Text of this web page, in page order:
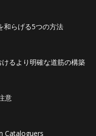
和らげる5つの方法
るより明確な道筋の構築
意
Cataloguers